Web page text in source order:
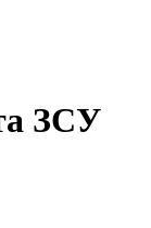
ЗСУ